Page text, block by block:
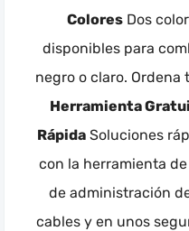
Colores Dos
disponibles para
negro o claro.
Herramienta
Rápida Soluciones
con la herramienta
de administración
cables y en unos